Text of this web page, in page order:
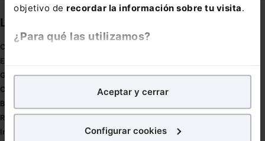
objetivo de recordar la información sobre tu visita.
¿Para qué las utilizamos?
analíticospara tratar demejorar tu experienciaen
nuestra página web. También con fines publicitarios,
para poder mostrarte publicidad y contenidos de tu
Aceptar y cerrar
Configurar cookies
Links directos
Coronavirus
Estudio de salud abogacía
Gestión de despachos
Compliance
Buenas Prácticas Tributarias
RGPD
Innovación